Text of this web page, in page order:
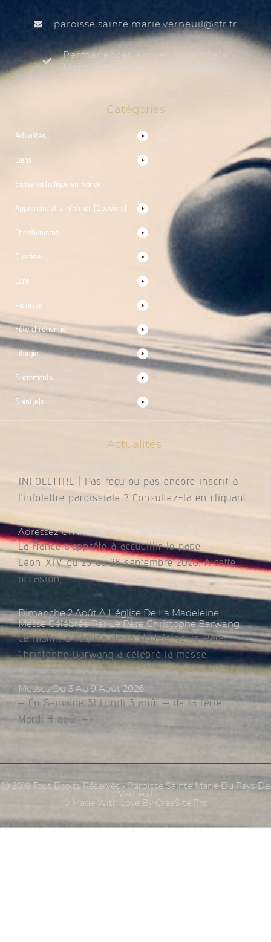
rf.rfs
@liuenrev.eiram.etnias.essiorap
Permanences accueil paroissiale
Mardi au samedi de 9:30 à 12:00
Catégories
Actualités
Liens
Église catholique en France
Apprendre et s’informer (Dossiers)
Christianisme
Diocèse
Curé
Paroisse
Fête chrétienne
Liturgie
Sacrements
Saint(e)s
Actualités
INFOLETTRE | Pas reçu ou pas encore inscrit à
l’infolettre paroissiale ? Consultez-la en cliquant
Adressez Un Message Au Pape Léon XIV
La France s’apprête à accueillir le pape
Léon XIV du 25 au 28 septembre 2026. À cette
occasion,
Dimanche 2 Août À L’église De La Madeleine,
Messe Célébrée Par Le Père Christophe Barwang
Ce matin, à l’église de la Madeleine, le Père
Christophe Barwang a célébré la messe.
Messes Du 3 Au 9 Août 2026
– Co Semaine 31 Lundi 3 août – de la férie
Mardi 4 août –
Ⓒ 2019 Tout Droits Réservés - Paroisse Sainte Marie Du Pays De
Verneuil
© Made With Love By CreaSite.Pro